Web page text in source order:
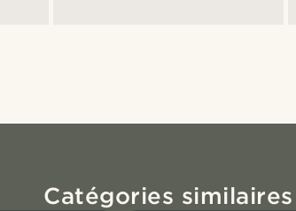
Catégories similaires